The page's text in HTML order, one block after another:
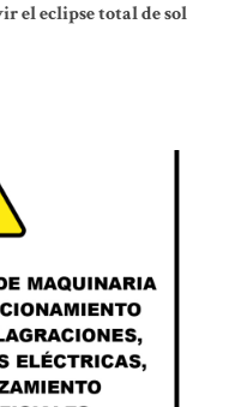
el eclipse total de sol